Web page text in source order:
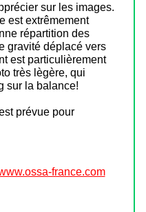
sur les images.
est extrêmement
répartition des
gravité déplacé vers
est particulièrement
très lègère, qui
sur la balance!
prévue pour
france.com